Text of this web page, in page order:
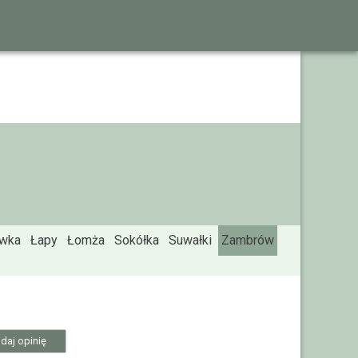
Łapy Łomża Sokółka Suwałki Zambrów
opinię